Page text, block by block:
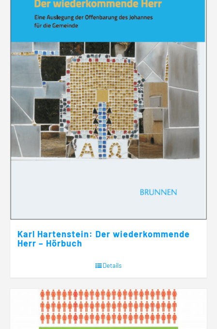
Karl Hartenstein: Der wiederkommende
Herr – Hörbuch
Details